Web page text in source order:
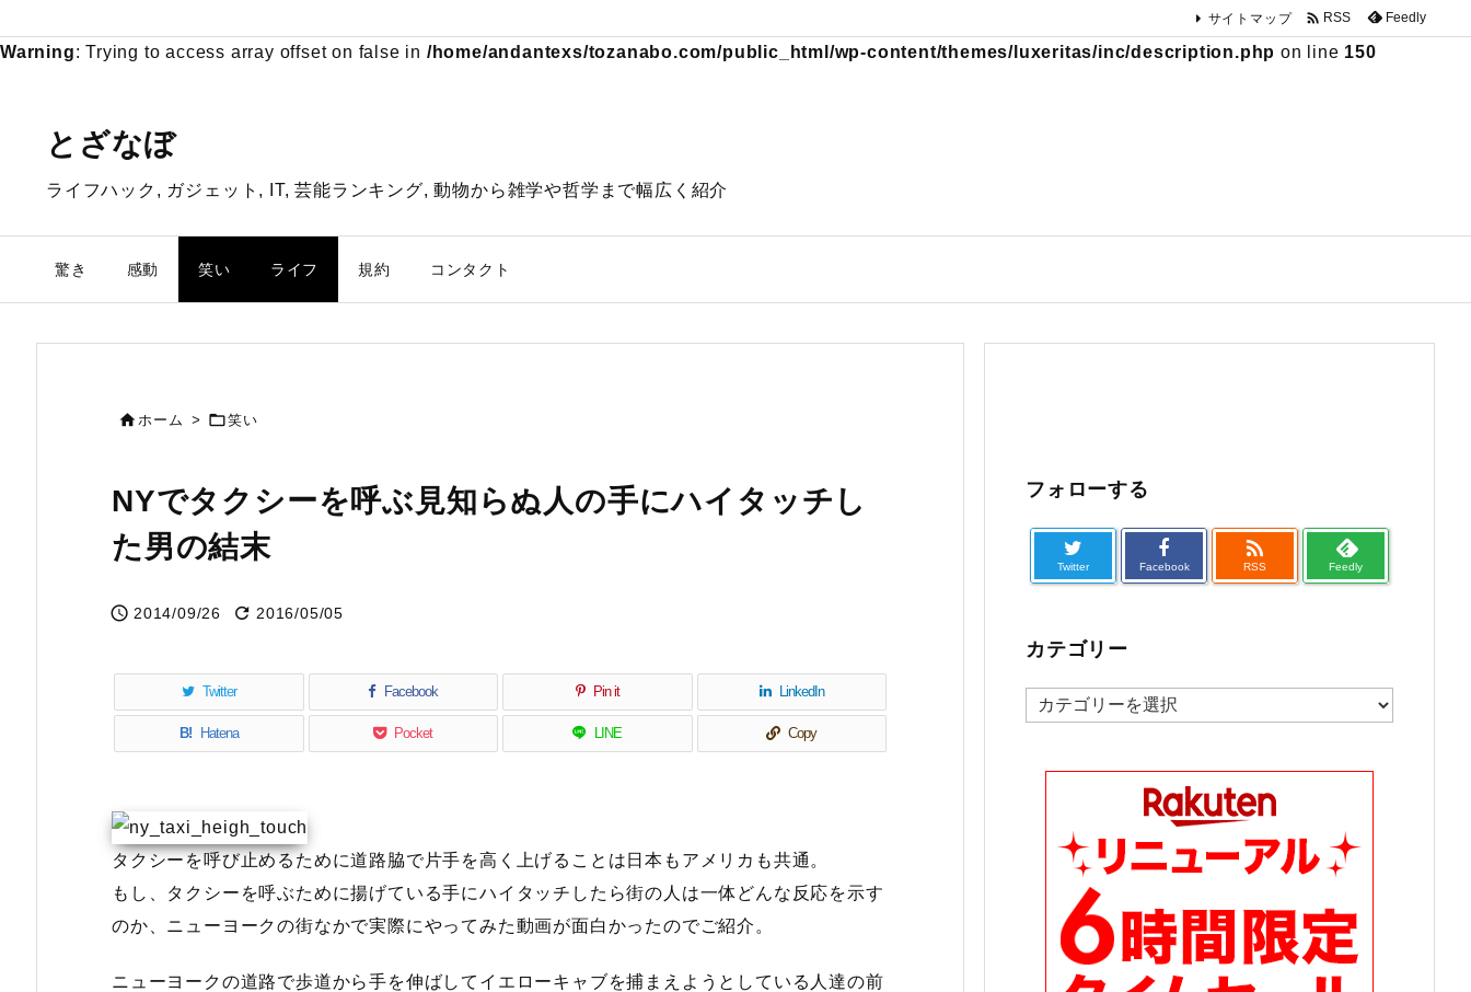
Warning: Trying to access array offset on false in /home/andantexs/tozanabo.com/public_html/wp-content/themes/luxeritas/inc/description.php on line 150
とざなぼ
ライフハック, ガジェット, IT, 芸能ランキング, 動物から雑学や哲学まで幅広く紹介
驚き 感動 笑い ライフ 規約 コンタクト
サイトマップ  RSS Feedly
ホーム > 笑い
NYでタクシーを呼ぶ見知らぬ人の手にハイタッチし
た男の結末
 2014/09/26  2016/05/05
Twitter Facebook Pin it LinkedIn
B! Hatena Pocket LINE Copy
タクシーを呼び止めるために道路脇で片手を高く上げることは日本もアメリカも共通。
もし、タクシーを呼ぶために揚げている手にハイタッチしたら街の人は一体どんな反応を示す
のか、ニューヨークの街なかで実際にやってみた動画が面白かったのでご紹介。
ニューヨークの道路で歩道から手を伸ばしてイエローキャブを捕まえようとしている人達の前
フォローする
Twitter Facebook

RSS Feedly
カテゴリー
カ